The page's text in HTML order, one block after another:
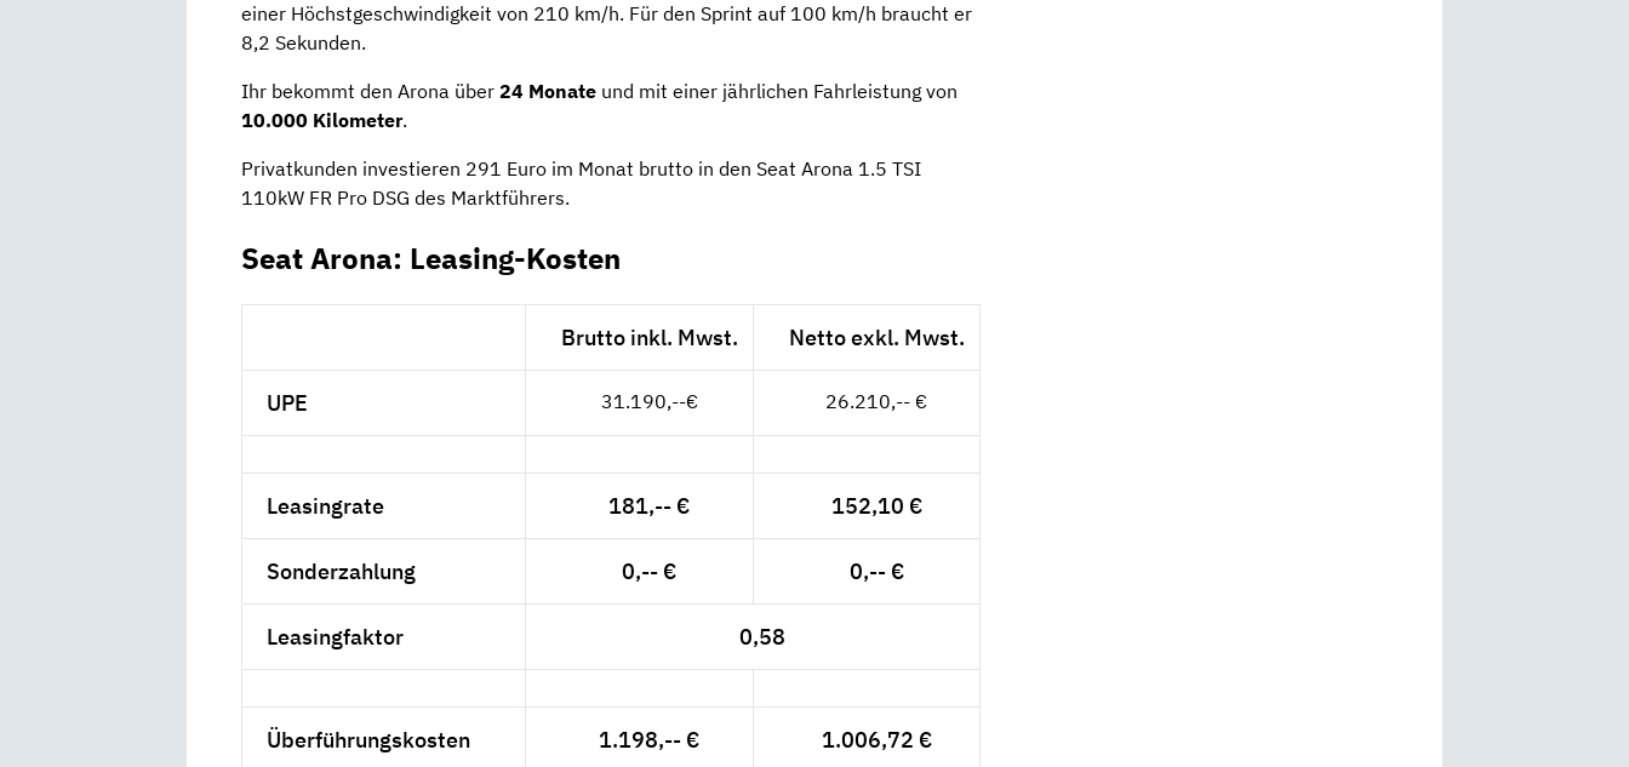
einer Höchstgeschwindigkeit von 210 km/h. Für den Sprint auf 100 km/h braucht er
8,2 Sekunden.
Ihr bekommt den Arona über 24 Monate und mit einer jährlichen Fahrleistung von
10.000 Kilometer.
Privatkunden investieren 291 Euro im Monat brutto in den Seat Arona 1.5 TSI
110kW FR Pro DSG des Marktführers.
Seat Arona: Leasing-Kosten
Brutto inkl. Mwst. Netto exkl. Mwst.
UPE 31.190,--€ 26.210,-- €
Leasingrate 181,-- € 152,10 €
Sonderzahlung 0,-- € 0,-- €
Leasingfaktor 0,58
Überführungskosten 1.198,-- € 1.006,72 €